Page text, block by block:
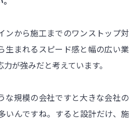
ンから施工までのワンストップ対
生まれるスピード感と幅の広い業
が強みだと考えています。
な規模の会社ですと大きな会社の
いんですね。すると設計だけ、施